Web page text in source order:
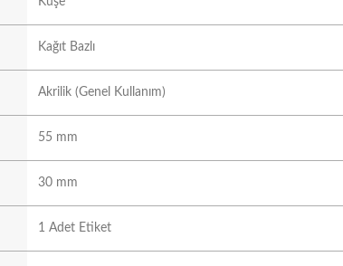
Kağıt Bazlı
Akrilik (Genel Kullanım)
55 mm
30 mm
1 Adet Etiket